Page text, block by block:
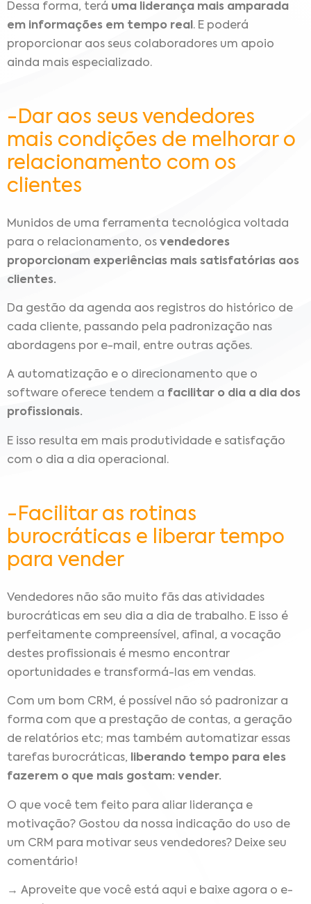
Dessa forma, terá uma liderança mais amparada
em informações em tempo real . E poderá
proporcionar aos seus colaboradores um apoio
ainda mais especializado.
-Dar aos seus vendedores
mais condições de melhorar o
relacionamento com os
clientes
Munidos de uma ferramenta tecnológica voltada
para o relacionamento, os vendedores
proporcionam experiências mais satisfatórias aos
clientes.
Da gestão da agenda aos registros do histórico de
cada cliente, passando pela padronização nas
abordagens por e-mail, entre outras ações.
A automatização e o direcionamento que o
software oferece tendem a facilitar o dia a dia dos
profissionais.
E isso resulta em mais produtividade e satisfação
com o dia a dia operacional.
-Facilitar as rotinas
burocráticas e liberar tempo
para vender
Vendedores não são muito fãs das atividades
burocráticas em seu dia a dia de trabalho. E isso é
perfeitamente compreensível, afinal, a vocação
destes profissionais é mesmo encontrar
oportunidades e transformá-las em vendas.
Com um bom CRM, é possível não só padronizar a
forma com que a prestação de contas, a geração
de relatórios etc; mas também automatizar essas
tarefas burocráticas,
liberando tempo para eles
fazerem o que mais gostam: vender.
O que você tem feito para aliar liderança e
motivação? Gostou da nossa indicação do uso de
um CRM para motivar seus vendedores? Deixe seu
comentário!
→ Aproveite que você está aqui e baixe agora o e-